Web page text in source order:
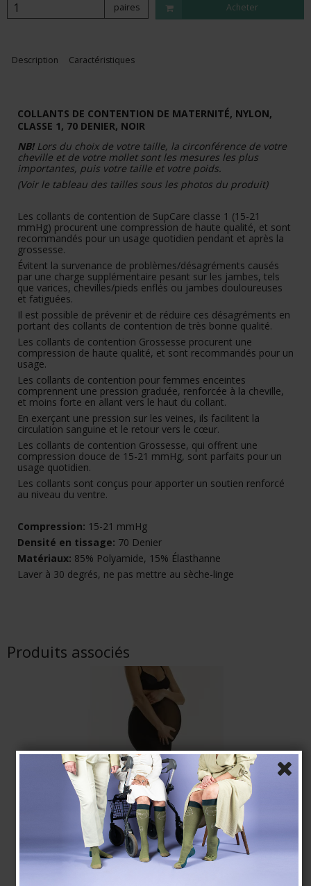
paires Acheter
Description Caractéristiques
COLLANTS DE CONTENTION DE MATERNITÉ, NYLON,
CLASSE 1, 70 DENIER, NOIR
NB! Lors du choix de votre taille, la circonférence de votre
cheville et de votre mollet sont les mesures les plus
importantes, puis votre taille et votre poids.
(Voir le tableau des tailles sous les photos du produit)
Les collants de contention de SupCare classe 1 (15-21
mmHg) procurent une compression de haute qualité, et sont
recommandés pour un usage quotidien pendant et après la
grossesse.
Évitent la survenance de problèmes/désagréments causés
par une charge supplémentaire pesant sur les jambes, tels
que varices, chevilles/pieds enflés ou jambes douloureuses
et fatiguées.
Il est possible de prévenir et de réduire ces désagréments en
portant des collants de contention de très bonne qualité.
Les collants de contention Grossesse procurent une
compression de haute qualité, et sont recommandés pour un
usage.
Les collants de contention pour femmes enceintes
comprennent une pression graduée, renforcée à la cheville,
et moins forte en allant vers le haut du collant.
En exerçant une pression sur les veines, ils facilitent la
circulation sanguine et le retour vers le cœur.
Les collants de contention Grossesse, qui offrent une
compression douce de 15-21 mmHg, sont parfaits pour un
usage quotidien.
Les collants sont conçus pour apporter un soutien renforcé
au niveau du ventre.
Compression: 15-21 mmHg
Densité en tissage: 70 Denier
Matériaux: 85% Polyamide, 15% Élasthanne
Laver à 30 degrés, ne pas mettre au sèche-linge
Produits associés